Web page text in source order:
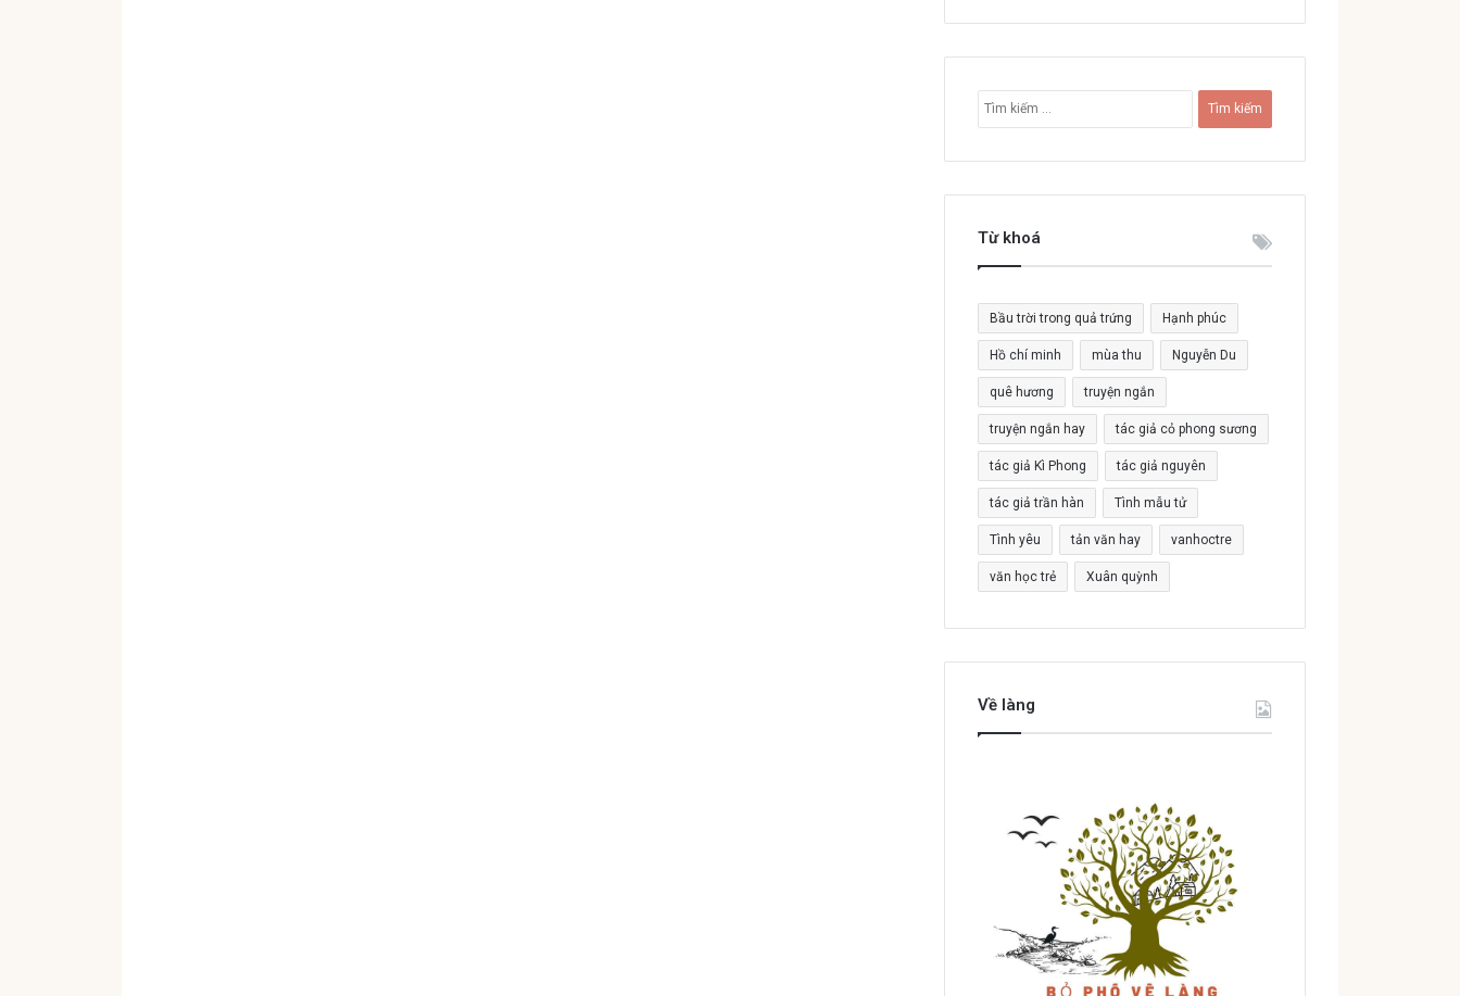
ì
i
c
o
:
Từ khoá
Bầu trời trong quả trứng Hạnh phúc
Hồ chí minh mùa thu Nguyễn Du
quê hương truyện ngắn
truyện ngắn hay tác giả cỏ phong sương
tác giả Kì Phong tác giả nguyên
tác giả trần hàn Tình mẫu tử
Tình yêu tản văn hay vanhoctre
văn học trẻ Xuân quỳnh
Về làng